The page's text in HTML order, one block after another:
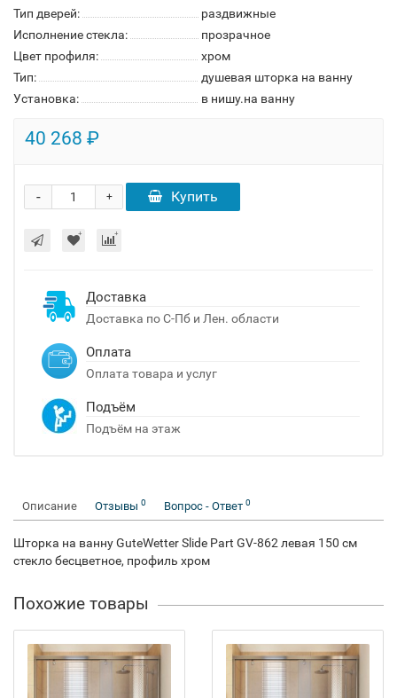
Тип дверей:
раздвижные
Исполнение стекла:
прозрачное
Цвет профиля:
хром
Тип:
душевая шторка на ванну
Установка:
в нишу.на ванну
40 268 ₽
+
- Купить
Доставка
Доставка по С-Пб и Лен. области
Оплата
Оплата товара и услуг
Подъём
Подъём на этаж
Описание Отзывы 0 Вопрос - Ответ 0
Шторка на ванну GuteWetter Slide Part GV-862 левая 150 см
стекло бесцветное, профиль хром
Похожие товары